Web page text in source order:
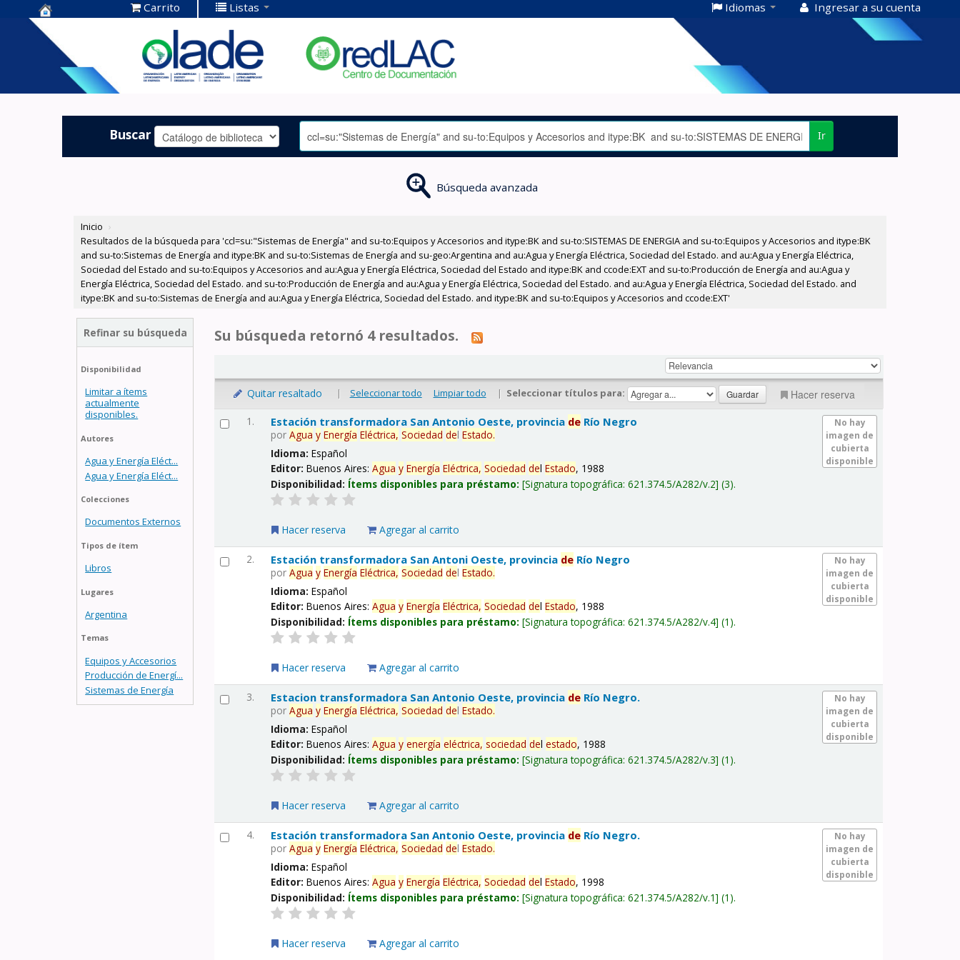
Centro de
Documentación
OLADE -
Carrito Listas Idiomas Ingresar a su cuenta
Buscar Ir
Búsqueda avanzada
Inicio ›
Resultados de la búsqueda para 'ccl=su:"Sistemas de Energía" and su-to:Equipos y Accesorios and itype:BK and su-to:SISTEMAS DE ENERGIA and su-to:Equipos y Accesorios and itype:BK
and su-to:Sistemas de Energía and itype:BK and su-to:Sistemas de Energía and su-geo:Argentina and au:Agua y Energía Eléctrica, Sociedad del Estado. and au:Agua y Energía Eléctrica,
Sociedad del Estado and su-to:Equipos y Accesorios and au:Agua y Energía Eléctrica, Sociedad del Estado and itype:BK and ccode:EXT and su-to:Producción de Energía and au:Agua y
Energía Eléctrica, Sociedad del Estado. and su-to:Producción de Energía and au:Agua y Energía Eléctrica, Sociedad del Estado. and au:Agua y Energía Eléctrica, Sociedad del Estado. and
itype:BK and su-to:Sistemas de Energía and au:Agua y Energía Eléctrica, Sociedad del Estado. and itype:BK and su-to:Equipos y Accesorios and ccode:EXT'
Refinar su búsqueda
Disponibilidad
Limitar a ítems
actualmente
disponibles.
Autores
Agua y Energía Eléct...
Agua y Energía Eléct...
Colecciones
Documentos Externos
Tipos de ítem
Libros
Lugares
Argentina
Temas
Equipos y Accesorios
Producción de Energí...
Sistemas de Energía
Su búsqueda retornó 4 resultados.
Quitar resaltado | Seleccionar todo Limpiar todo | Seleccionar títulos para: Hacer reserva
1.
No hay
imagen de
cubierta
disponible
Estación transformadora San Antonio Oeste, provincia de Río Negro
porAgua y Energía Eléctrica, Sociedad delEstado.
Idioma:Español
Editor:Buenos Aires:Agua y Energía Eléctrica, Sociedad delEstado, 1988
Disponibilidad: Ítems disponibles para préstamo: Signatura topográfica:621.374.5/A282/v.2 (3).
Hacer reserva Agregar al carrito
2.
No hay
imagen de
cubierta
disponible
Estación transformadora San Antoni Oeste, provincia de Río Negro
porAgua y Energía Eléctrica, Sociedad delEstado.
Idioma:Español
Editor:Buenos Aires:Agua y Energía Eléctrica, Sociedad delEstado, 1988
Disponibilidad: Ítems disponibles para préstamo: Signatura topográfica:621.374.5/A282/v.4 (1).
Hacer reserva Agregar al carrito
3.
No hay
imagen de
cubierta
disponible
Estacion transformadora San Antonio Oeste, provincia de Río Negro.
porAgua y Energía Eléctrica, Sociedad delEstado.
Idioma:Español
Editor:Buenos Aires:Agua y energía eléctrica, sociedad delestado, 1988
Disponibilidad: Ítems disponibles para préstamo: Signatura topográfica:621.374.5/A282/v.3 (1).
Hacer reserva Agregar al carrito
4.
No hay
imagen de
cubierta
disponible
Estación transformadora San Antonio Oeste, provincia de Río Negro.
porAgua y Energía Eléctrica, Sociedad delEstado.
Idioma:Español
Editor:Buenos Aires:Agua y Energía Eléctrica, Sociedad delEstado, 1998
Disponibilidad: Ítems disponibles para préstamo: Signatura topográfica:621.374.5/A282/v.1 (1).
Hacer reserva Agregar al carrito